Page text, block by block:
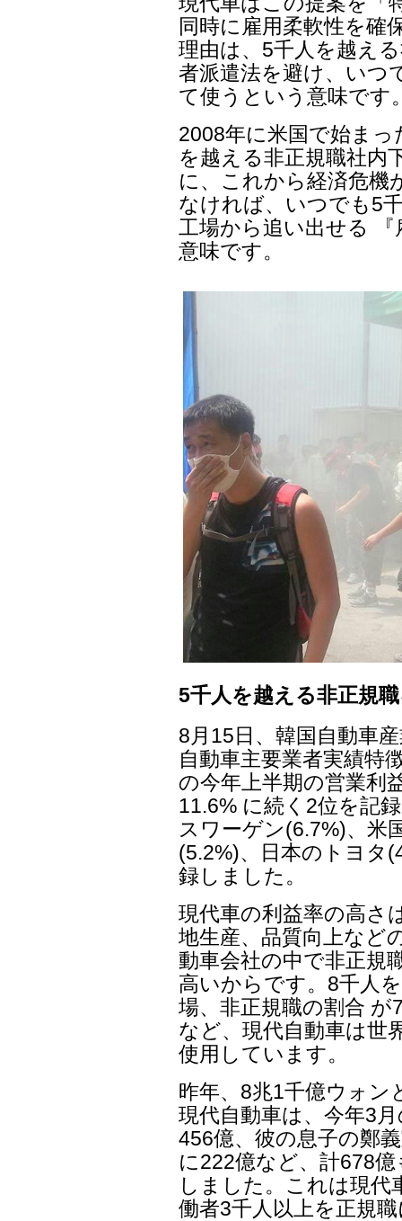
同時に雇用柔軟性を確
理由は、5千人を越え
者派遣法を避け、いつ
て使うという意味です
2008年に米国で始ま
を越える非正規職社内
に、これから経済危機
なければ、いつでも5
工場から追い出せる
意味です。
5千人を越える非正規
8月15日、韓国自動車
自動車主要業者実績特
の今年上半期の営業利
11.6% に続く2位を記
スワーゲン(6.7%)、米
(5.2%)、日本のトヨタ
録しました。
現代車の利益率の高さ
地生産、品質向上など
動車会社の中で非正規
高いからです。8千人
場、非正規職の割合
など、現代自動車は世
使用しています。
昨年、8兆1千億ウォン
現代自動車は、今年3
456億、彼の息子の鄭
に222億など、計678
しました。これは現代
働者3千人以上を正規